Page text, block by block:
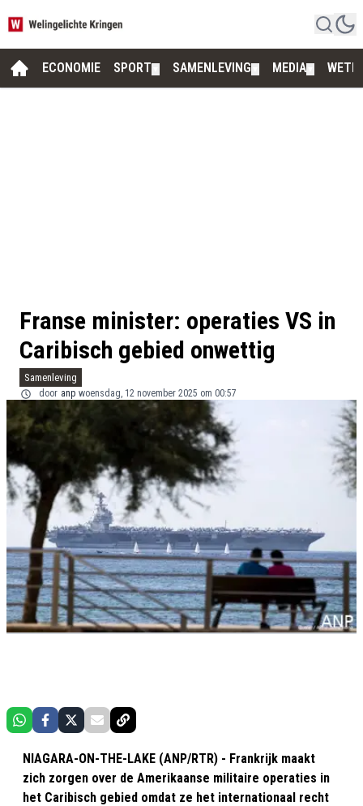
ECONOMIE SPORT SAMENLEVING MEDIA
Franse minister: operaties VS in
Caribisch gebied onwettig
Samenleving
door anp woensdag, 12 november 2025 om 00:57
NIAGARA-ON-THE-LAKE (ANP/RTR) - Frankrijk maakt
zich zorgen over de Amerikaanse militaire operaties in
het Caribisch gebied omdat ze het internationaal recht